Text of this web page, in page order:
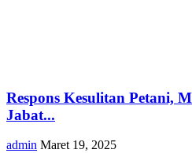
Respons Kesulitan Petani,
Jabat...
admin Maret 19, 2025